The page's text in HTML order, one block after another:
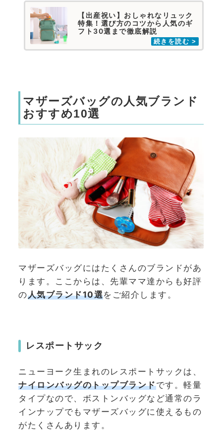
【出産祝い】おしゃれなリュック
特集！選び方のコツから人気のギ
フト30選まで徹底解説
マザーズバッグの人気ブランド
おすすめ10選
マザーズバッグにはたくさんのブランドがあ
ります。ここからは、先輩ママ達からも好評
の人気ブランド10選をご紹介します。
レスポートサック
ニューヨーク生まれのレスポートサックは、
ナイロンバッグのトップブランドです。軽量
タイプなので、ボストンバッグなど通常のラ
インナップでもマザーズバッグに使えるもの
がたくさんあります。